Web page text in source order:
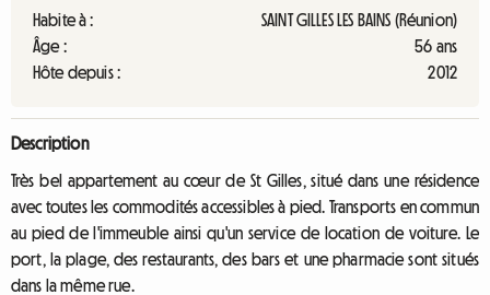
Habite à :
SAINT GILLES LES BAINS (Réunion)
Âge :
56 ans
Hôte depuis :
2012
Description
Très bel appartement au cœur de St Gilles, situé dans une résidence
avec toutes les commodités accessibles à pied. Transports en commun
au pied de l'immeuble ainsi qu'un service de location de voiture. Le
port, la plage, des restaurants, des bars et une pharmacie sont situés
dans la même rue.